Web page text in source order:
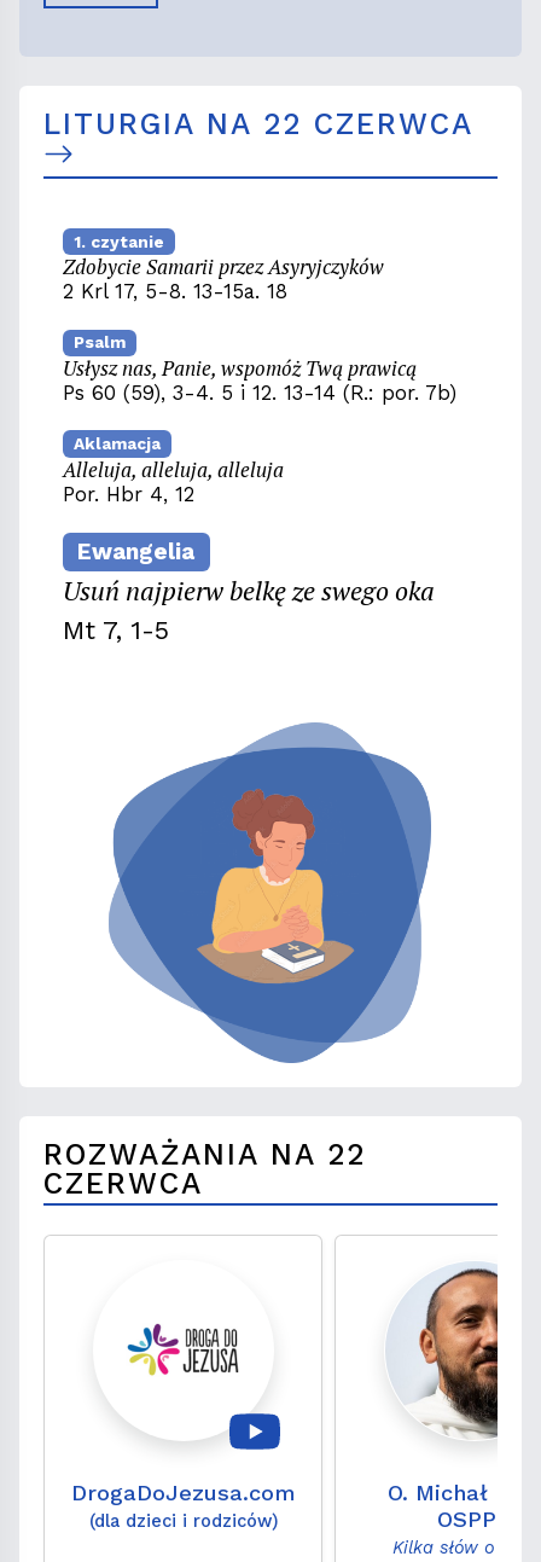
LITURGIA NA 22 CZERWCA
1. czytanie
Zdobycie Samarii przez Asyryjczyków
2 Krl 17, 5-8. 13-15a. 18
Psalm
Usłysz nas, Panie, wspomóż Twą prawicą
Ps 60 (59), 3-4. 5 i 12. 13-14 (R.: por. 7b)
Aklamacja
Alleluja, alleluja, alleluja
Por. Hbr 4, 12
Ewangelia
Usuń najpierw belkę ze swego oka
Mt 7, 1-5
ROZWAŻANIA NA 22
CZERWCA
DrogaDoJezusa.com
(dla dzieci i rodziców)
O. Michał
OSPPE
Kilka słów o